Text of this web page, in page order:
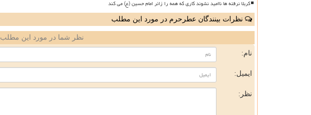
کربلا نرفته ها ناامید نشوند کاری که همه را زائر امام حسین (ع) می کند
نظرات بینندگان عطرحرم در مورد این مطلب
نظر شما در مورد این مطلب
نام:
ایمیل:
نظر: